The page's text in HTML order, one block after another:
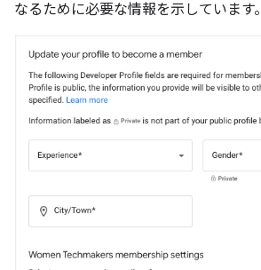
なるために必要な情報を示しています。